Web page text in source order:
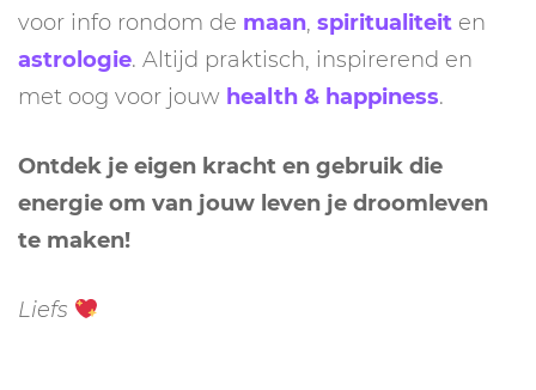
voor info rondom de maan, spiritualiteit en
astrologie. Altijd praktisch, inspirerend en
met oog voor jouw health & happiness.
Ontdek je eigen kracht en gebruik die
energie om van jouw leven je droomleven
te maken!
Liefs